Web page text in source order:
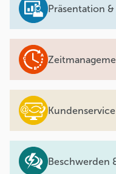
Präsentation
Beschwerden